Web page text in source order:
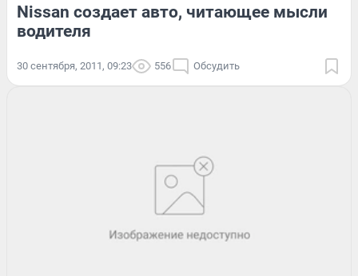
Nissan создает авто, читающее мысли
водителя
30 сентября, 2011, 09:23 556 Обсудить